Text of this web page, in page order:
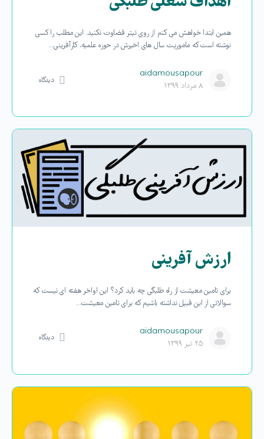
همین ابتدا خواهش می کنم از روی تیتر قضاوت نکنید. این مطلب را کسی
نوشته است که ماموریت سال های اخیرش در حوزه علمیه، کارآفرینی…
aidamousapour
۸ مرداد ۱۳۹۹
دیدگاه
ارزش آفرینی
برای تامین معیشت از راه طلبگی چه باید کرد؟ این اواخر هفته ای نیست که
سوالاتی از این قبیل نداشته باشیم که برای تامین معیشت…
aidamousapour
۲۵ تیر ۱۳۹۹
دیدگاه